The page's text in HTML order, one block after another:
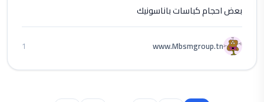
بعض احجام كباسات باناسونيك
www.Mbsmgroup.tn
1